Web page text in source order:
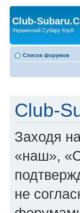
Club-
Украинский Субару Клуб
Список форумов
Club-
Заходя
«наш»,
не